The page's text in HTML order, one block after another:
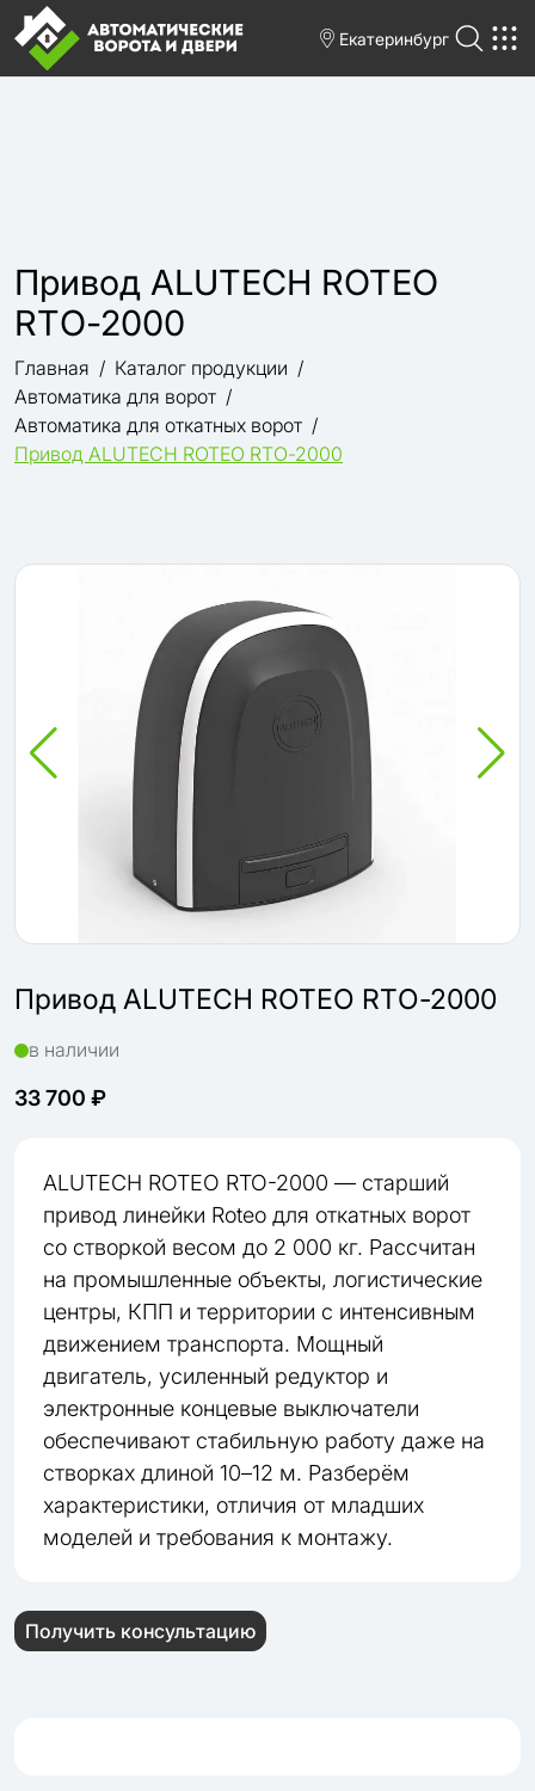
Екатеринбург
Привод ALUTECH ROTEO
RTО-2000
Главная
Каталог продукции
Автоматика для ворот
Автоматика для откатных ворот
Привод ALUTECH ROTEO RTО-2000
Привод ALUTECH ROTEO RTО-2000
в наличии
33 700 ₽
ALUTECH ROTEO RTO-2000 — старший
привод линейки Roteo для откатных ворот
со створкой весом до 2 000 кг. Рассчитан
на промышленные объекты, логистические
центры, КПП и территории с интенсивным
движением транспорта. Мощный
двигатель, усиленный редуктор и
электронные концевые выключатели
обеспечивают стабильную работу даже на
створках длиной 10–12 м. Разберём
характеристики, отличия от младших
моделей и требования к монтажу.
Получить консультацию